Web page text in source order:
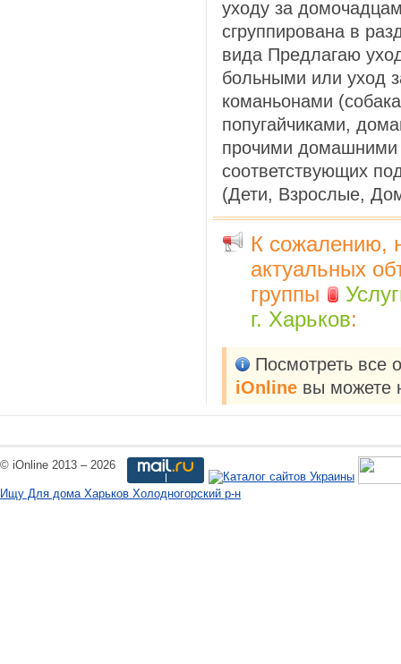
уходу за
сгруппирована в
вида Предлагаю
больными или уход
команьонами
попугайчиками,
прочими
соответствующих
(Дети, Взрослые,
К сожалению,
актуальных
группы
г. Харьков:
Посмотреть все
iOnline вы можете
© iOnline 2013 – 2026
Ищу Для дома Харьков Холодногорский р-н